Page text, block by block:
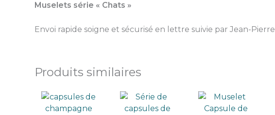
Muselets série « Chats »
Envoi rapide soigne et sécurisé en lettre suivie par Jean-Pierre
Produits similaires